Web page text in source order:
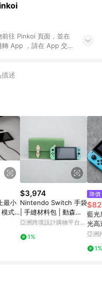
往 Pinkoi 頁面，並在
轉 App ，請在 App 交
首購優惠，P coins，
6. APP 請更新至
物卡，開館保證金，補
物站上之商品規格、
及購物車不符，以
。 10. 點數紅包使用規
LINE 購物前往 Pinkoi
，不符合導購資格；承
購物前往 Pinkoi 頁
述
最小
式2
$3,974
Nintendo Switch 手袋
| 手縫材料包 | 動森配
色 | BSP 157
亞洲跨境設計購物平台
1%
降價
藍光
光高
亞洲
1%